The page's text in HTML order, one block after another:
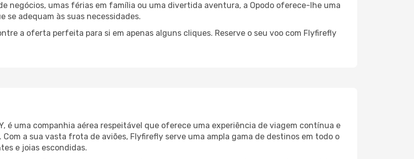
negócios, umas férias em família ou uma divertida aventura, a Opodo oferece-lhe uma
se adequam às suas necessidades.
a oferta perfeita para si em apenas alguns cliques. Reserve o seu voo com Flyfirefly
é uma companhia aérea respeitável que oferece uma experiência de viagem contínua e
a sua vasta frota de aviões, Flyfirefly serve uma ampla gama de destinos em todo o
e joias escondidas.